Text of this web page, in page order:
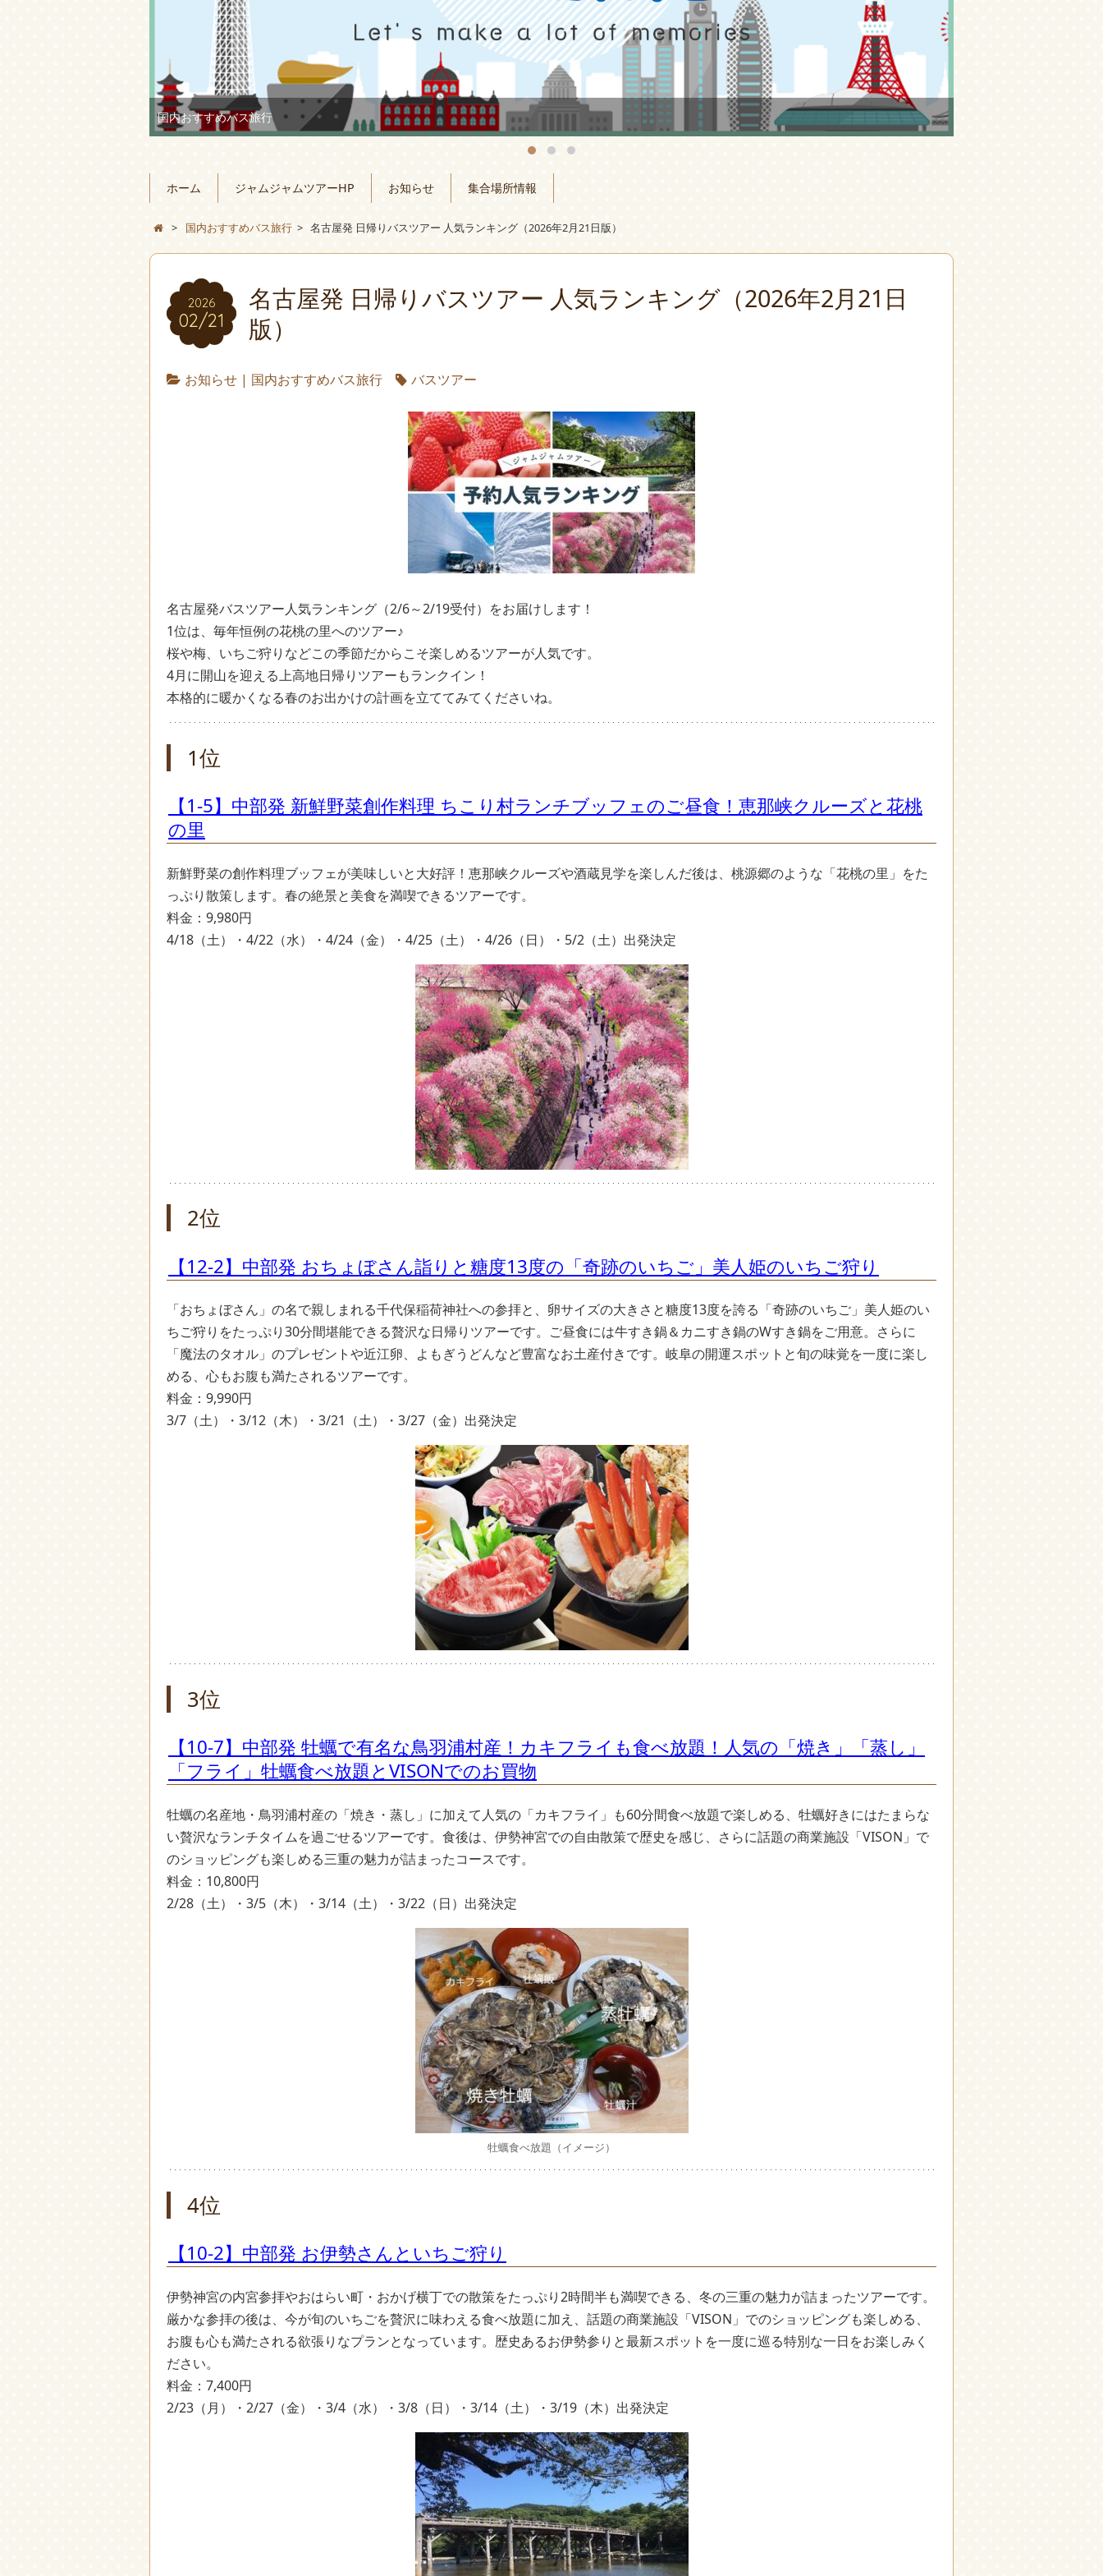
国内おすすめバス旅行
ホーム ジャムジャムツアーHP お知らせ 集合場所情報
> 国内おすすめバス旅行 > 名古屋発 日帰りバスツアー 人気ランキング（2026年2月21日版）
2026
02/21
名古屋発 日帰りバスツアー 人気ランキング（2026年2月21日
版）
お知らせ| 国内おすすめバス旅行 バスツアー
名古屋発バスツアー人気ランキング（2/6～2/19受付）をお届けします！
1位は、毎年恒例の花桃の里へのツアー♪
桜や梅、いちご狩りなどこの季節だからこそ楽しめるツアーが人気です。
4月に開山を迎える上高地日帰りツアーもランクイン！
本格的に暖かくなる春のお出かけの計画を立ててみてくださいね。
1位
【1-5】中部発 新鮮野菜創作料理 ちこり村ランチブッフェのご昼食！恵那峡クルーズと花桃
の里
新鮮野菜の創作料理ブッフェが美味しいと大好評！恵那峡クルーズや酒蔵見学を楽しんだ後は、桃源郷のような「花桃の里」をた
っぷり散策します。春の絶景と美食を満喫できるツアーです。
料金：9,980円
4/18（土）・4/22（水）・4/24（金）・4/25（土）・4/26（日）・5/2（土）出発決定
2位
【12-2】中部発 おちょぼさん詣りと糖度13度の「奇跡のいちご」美人姫のいちご狩り
「おちょぼさん」の名で親しまれる千代保稲荷神社への参拝と、卵サイズの大きさと糖度13度を誇る「奇跡のいちご」美人姫のい
ちご狩りをたっぷり30分間堪能できる贅沢な日帰りツアーです。ご昼食には牛すき鍋＆カニすき鍋のWすき鍋をご用意。さらに
「魔法のタオル」のプレゼントや近江卵、よもぎうどんなど豊富なお土産付きです。岐阜の開運スポットと旬の味覚を一度に楽し
める、心もお腹も満たされるツアーです。
料金：9,990円
3/7（土）・3/12（木）・3/21（土）・3/27（金）出発決定
3位
【10-7】中部発 牡蠣で有名な鳥羽浦村産！カキフライも食べ放題！人気の「焼き」「蒸し」
「フライ」牡蠣食べ放題とVISONでのお買物
牡蠣の名産地・鳥羽浦村産の「焼き・蒸し」に加えて人気の「カキフライ」も60分間食べ放題で楽しめる、牡蠣好きにはたまらな
い贅沢なランチタイムを過ごせるツアーです。食後は、伊勢神宮での自由散策で歴史を感じ、さらに話題の商業施設「VISON」で
のショッピングも楽しめる三重の魅力が詰まったコースです。
料金：10,800円
2/28（土）・3/5（木）・3/14（土）・3/22（日）出発決定
牡蠣食べ放題（イメージ）
4位
【10-2】中部発 お伊勢さんといちご狩り
伊勢神宮の内宮参拝やおはらい町・おかげ横丁での散策をたっぷり2時間半も満喫できる、冬の三重の魅力が詰まったツアーです。
厳かな参拝の後は、今が旬のいちごを贅沢に味わえる食べ放題に加え、話題の商業施設「VISON」でのショッピングも楽しめる、
お腹も心も満たされる欲張りなプランとなっています。歴史あるお伊勢参りと最新スポットを一度に巡る特別な一日をお楽しみく
ださい。
料金：7,400円
2/23（月）・2/27（金）・3/4（水）・3/8（日）・3/14（土）・3/19（木）出発決定